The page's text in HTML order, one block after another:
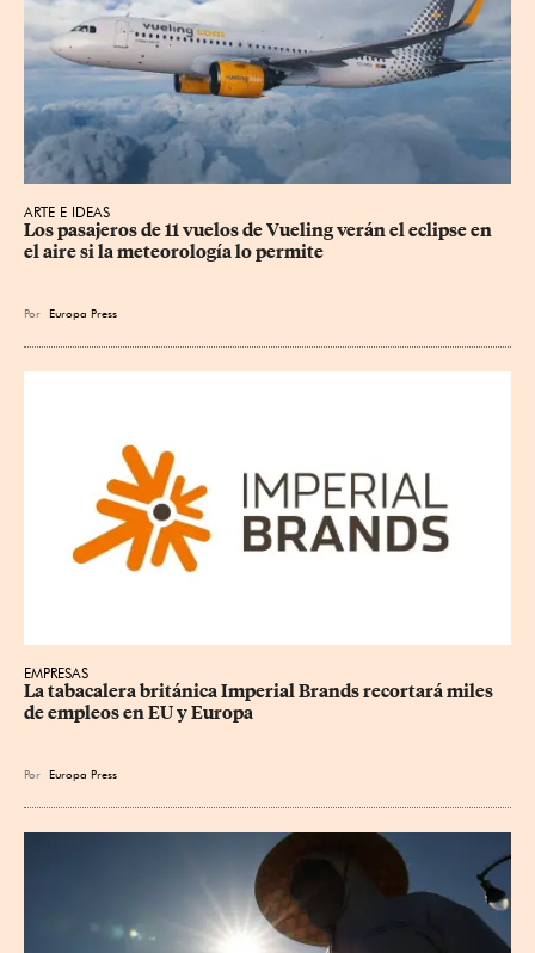
ARTE E IDEAS
Los pasajeros de 11 vuelos de Vueling verán el eclipse en
el aire si la meteorología lo permite
Por Europa Press
EMPRESAS
La tabacalera británica Imperial Brands recortará miles
de empleos en EU y Europa
Por Europa Press